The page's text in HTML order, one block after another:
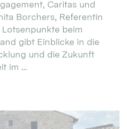
Caritas und
Borchers, Referentin
beim
gibt Einblicke in die
und die Zukunft
im ...